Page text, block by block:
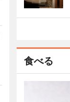
食べる